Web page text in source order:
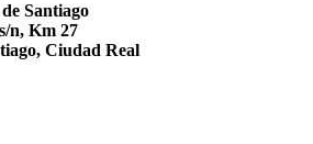
Santiago
n, Km 27
Ciudad Real